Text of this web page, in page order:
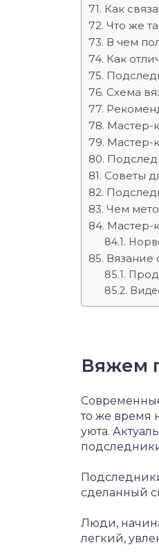
Как
Что же
В чем
Как
Схема
Мастер-
Мастер-
Советы
Чем
Мастер-
Вязание
Вяжем
то же время
уюта.
сделанный
Люди,
легкий,